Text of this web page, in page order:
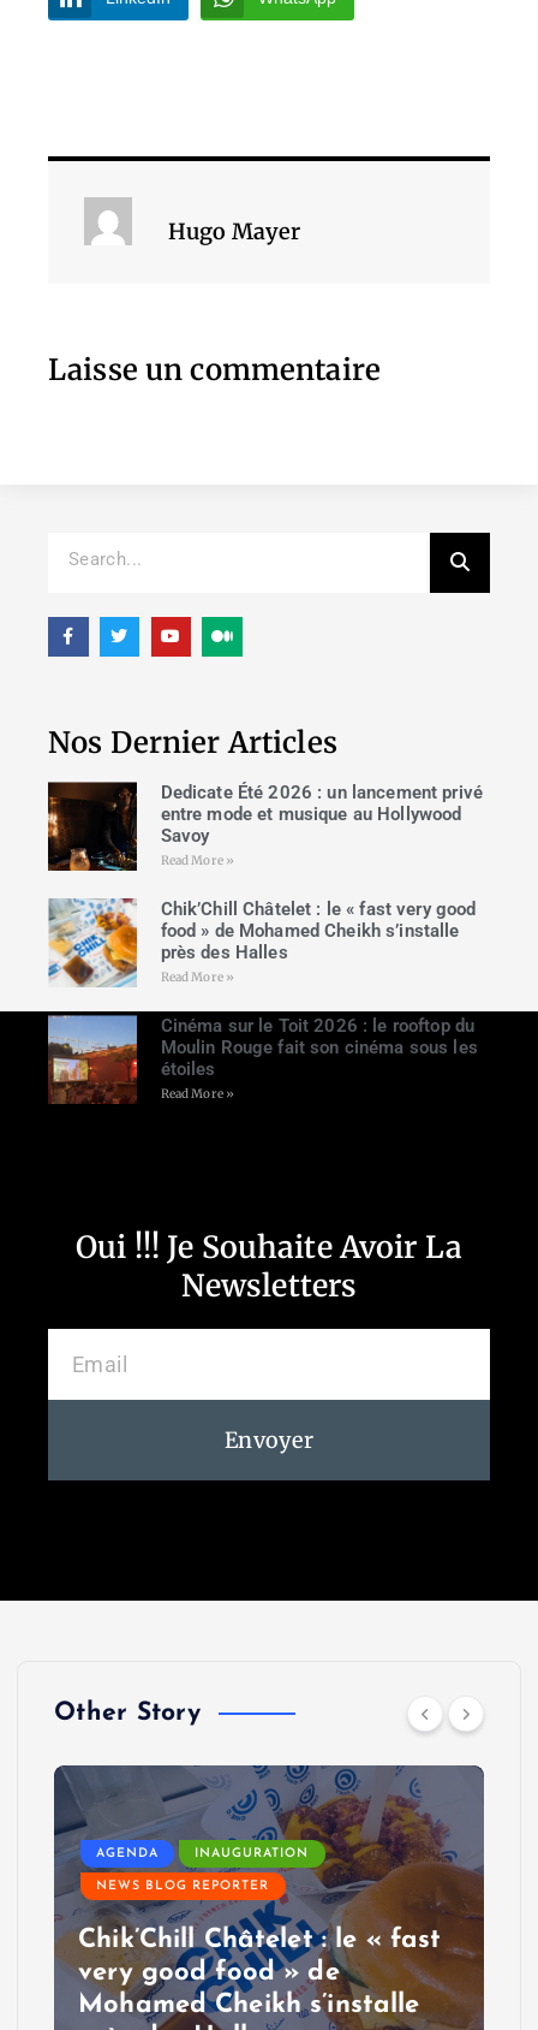
Hugo Mayer
Laisse un commentaire
Nos Dernier Articles
Dedicate Été 2026 : un lancement privé
entre mode et musique au Hollywood
Savoy
Read More »
Chik’Chill Châtelet : le « fast very good
food » de Mohamed Cheikh s’installe
près des Halles
Read More »
Cinéma sur le Toit 2026 : le rooftop du
Moulin Rouge fait son cinéma sous les
étoiles
Read More »
Oui !!! Je Souhaite Avoir La
Newsletters
Envoyer
Other Story
AGENDA INAUGURATION
NEWS BLOG REPORTER
Chik’Chill Châtelet : le « fast
very good food » de
Mohamed Cheikh s’installe